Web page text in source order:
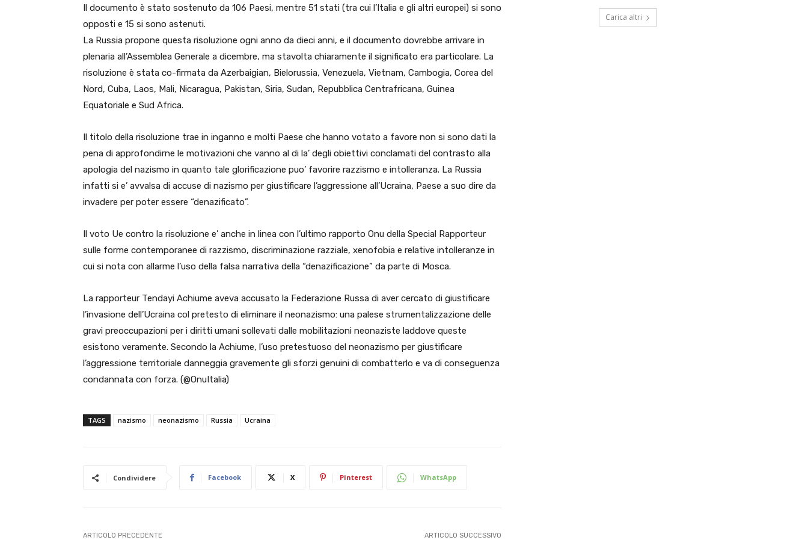
Il documento è stato sostenuto da 106 Paesi, mentre 51 stati (tra cui l’Italia e gli altri europei) si sono
opposti e 15 si sono astenuti.
La Russia propone questa risoluzione ogni anno da dieci anni, e il documento dovrebbe arrivare in
plenaria all’Assemblea Generale a dicembre, ma stavolta chiaramente il significato era particolare. La
risoluzione è stata co-firmata da Azerbaigian, Bielorussia, Venezuela, Vietnam, Cambogia, Corea del
Nord, Cuba, Laos, Mali, Nicaragua, Pakistan, Siria, Sudan, Repubblica Centrafricana, Guinea
Equatoriale e Sud Africa.
Il titolo della risoluzione trae in inganno e molti Paese che hanno votato a favore non si sono dati la
pena di approfondirne le motivazioni che vanno al di la’ degli obiettivi conclamati del contrasto alla
apologia del nazismo in quanto tale glorificazione puo’ favorire razzismo e intolleranza. La Russia
infatti si e’ avvalsa di accuse di nazismo per giustificare l’aggressione all’Ucraina, Paese a suo dire da
invadere per poter essere “denazificato”.
Il voto Ue contro la risoluzione e’ anche in linea con l’ultimo rapporto Onu della Special Rapporteur
sulle forme contemporanee di razzismo, discriminazione razziale, xenofobia e relative intolleranze in
cui si nota con allarme l’uso della falsa narrativa della “denazificazione” da parte di Mosca.
La rapporteur Tendayi Achiume aveva accusato la Federazione Russa di aver cercato di giustificare
l’invasione dell’Ucraina col pretesto di eliminare il neonazismo: una palese strumentalizzazione delle
gravi preoccupazioni per i diritti umani sollevati dalle mobilitazioni neonaziste laddove queste
esistono veramente. Secondo la Achiume, l’uso pretestuoso del neonazismo per giustificare
l’aggressione territoriale danneggia gravemente gli sforzi genuini di combatterlo e va di conseguenza
condannata con forza. (@OnuItalia)
TAGS nazismo neonazismo Russia Ucraina
Condividere Facebook X Pinterest WhatsApp
ARTICOLO PRECEDENTE ARTICOLO SUCCESSIVO
Carica altri